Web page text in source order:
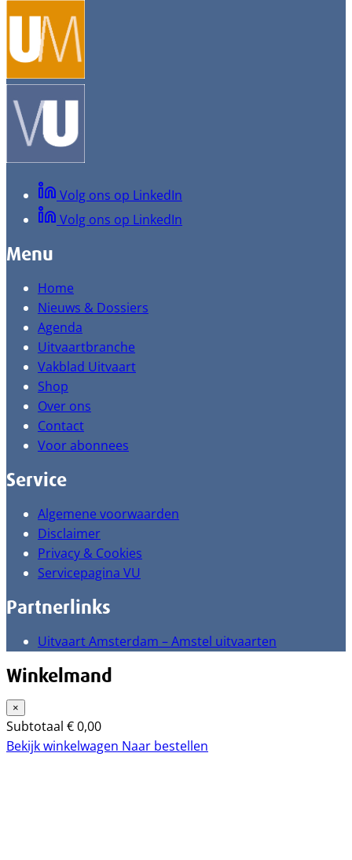
Volg ons op LinkedIn
Volg ons op LinkedIn
Menu
Home
Nieuws & Dossiers
Agenda
Uitvaartbranche
Vakblad Uitvaart
Shop
Over ons
Contact
Voor abonnees
Service
Algemene voorwaarden
Disclaimer
Privacy & Cookies
Servicepagina VU
Partnerlinks
Uitvaart Amsterdam – Amstel uitvaarten
Winkelmand
×
Subtotaal €0,00
Bekijk winkelwagen Naar bestellen